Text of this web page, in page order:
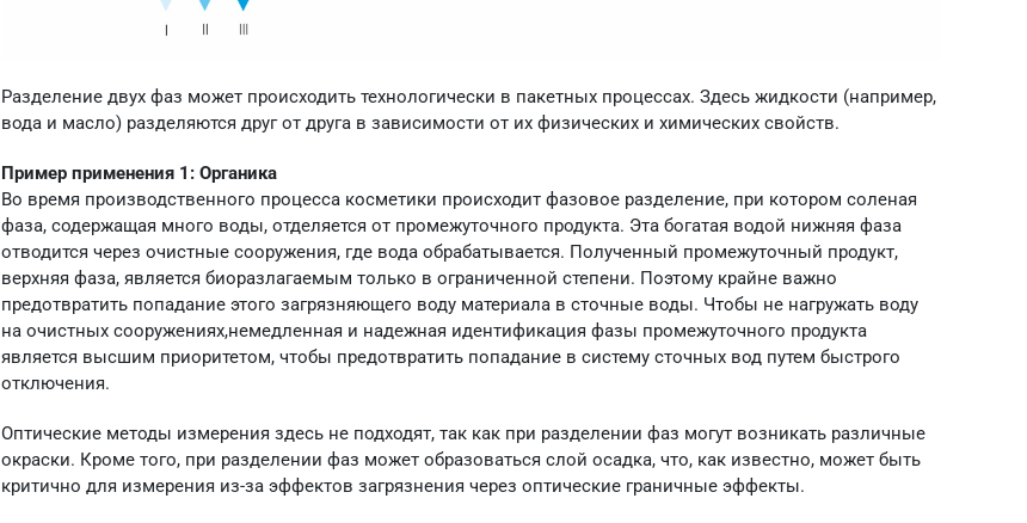
Разделение двух фаз может происходить технологически в пакетных процессах. Здесь жидкости (например,
вода и масло) разделяются друг от друга в зависимости от их физических и химических свойств.
Пример применения 1: Органика
Во время производственного процесса косметики происходит фазовое разделение, при котором соленая
фаза, содержащая много воды, отделяется от промежуточного продукта. Эта богатая водой нижняя фаза
отводится через очистные сооружения, где вода обрабатывается. Полученный промежуточный продукт,
верхняя фаза, является биоразлагаемым только в ограниченной степени. Поэтому крайне важно
предотвратить попадание этого загрязняющего воду материала в сточные воды. Чтобы не нагружать воду
на очистных сооружениях,немедленная и надежная идентификация фазы промежуточного продукта
является высшим приоритетом, чтобы предотвратить попадание в систему сточных вод путем быстрого
отключения.
Оптические методы измерения здесь не подходят, так как при разделении фаз могут возникать различные
окраски. Кроме того, при разделении фаз может образоваться слой осадка, что, как известно, может быть
критично для измерения из-за эффектов загрязнения через оптические граничные эффекты.